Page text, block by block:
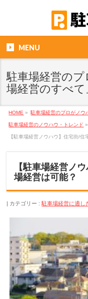
MENU
駐車場経営の
場経営のすべて
HOME » 駐車場経営のプロがノウ
駐車場経営のノウハウ・トレンド »
【駐車場経営ノウハウ】住宅街/住
【駐車場経営ノウハウ】住宅街/住宅地での駐車
場経営は可能？
カテゴリー :駐車場経営に適し